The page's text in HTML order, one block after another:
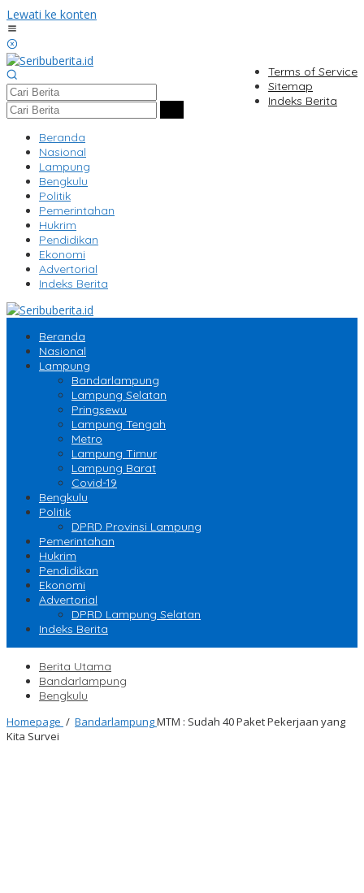
Lewati ke konten
Terms of Service
Sitemap
Indeks Berita
Beranda
Nasional
Lampung
Bengkulu
Politik
Pemerintahan
Hukrim
Pendidikan
Ekonomi
Advertorial
Indeks Berita
Beranda
Nasional
Lampung
Bandarlampung
Lampung Selatan
Pringsewu
Lampung Tengah
Metro
Lampung Timur
Lampung Barat
Covid-19
Bengkulu
Politik
DPRD Provinsi Lampung
Pemerintahan
Hukrim
Pendidikan
Ekonomi
Advertorial
DPRD Lampung Selatan
Indeks Berita
Berita Utama
Bandarlampung
Bengkulu
Homepage / BandarlampungMTM : Sudah 40 Paket Pekerjaan yang
Kita Survei